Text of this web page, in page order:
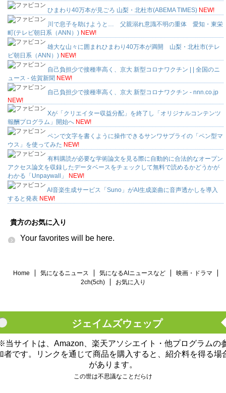
ひまわり40万本が見ごろ 山梨・北杜市(ABEMA TIMES) NEW!
川で息子を助けようと… 父親溺れ意識不明の重体 愛知・東栄
町(テレビ朝日系（ANN）) NEW!
雄大な山々に囲まれひまわり40万本が満開 山梨・北杜市(テレ
ビ朝日系（ANN）) NEW!
自己負担少で接種率高く、京大 新型コロナワクチン | | 全国のニ
ュース - 佐賀新聞 NEW!
自己負担少で接種率高く、京大 新型コロナワクチン - nnn.co.jp
NEW!
Xが「クリエイター収益分配」を終了し「オリジナルコンテンツ
報酬プログラム」開始へ NEW!
ペンで文字を書くように操作できるサンワサプライの「ペン型マ
ウス」を使ってみた NEW!
有料購読が必要な学術論文を見る際に自動的に合法的なオープン
アクセス論文を収録したデータベースをチェックして無料で読めるかどうかが
わかる「Unpaywall」
NEW!
AI音楽生成サービス「Suno」がAI生成楽曲に音声透かしを導入
すると発表 NEW!
貴方のお気に入り
Your favorites will be here.
Home 気になるニュース 気になるAIニュースなど
映画・ドラマ
2ch(5ch)
お気に入り
ジェイムズウェップ
当サイトは、Amazon、楽天アソシエイト・他プログラムの
者です。リンクを通じて商品を購入すると、紹介料を得る場
があります。
この世は不思議なことだらけ